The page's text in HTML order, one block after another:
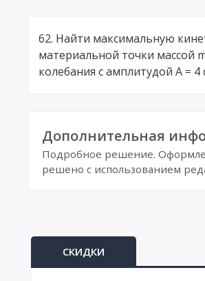
62. Найти максимальную
материальной точки массой
колебания с амплитудой А = 4
Дополнительная
Подробное решение.
решено с использованием
СКИДКИ